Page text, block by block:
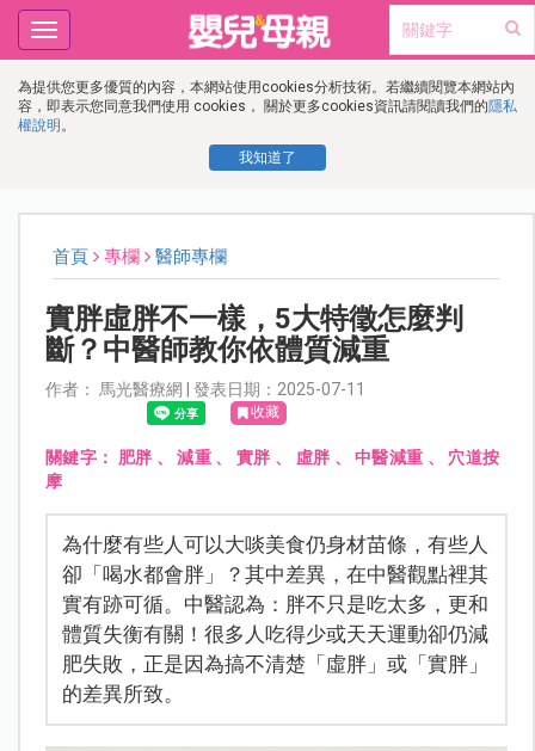
為提供您更多優質的內容，本網站使用cookies分析技術。若繼續閱覽本網站內
容，即表示您同意我們使用 cookies， 關於更多cookies資訊請閱讀我們的隱私
權說明 。
我知道了
Toggle
navigation
首頁 專欄 醫師專欄
實胖虛胖不一樣，5大特徵怎麼判
斷？中醫師教你依體質減重
作者： 馬光醫療網 | 發表日期：2025-07-11
收藏
關鍵字： 肥胖 、減重、 實胖 、 虛胖 、中醫減重 、 穴道按
摩
為什麼有些人可以大啖美食仍身材苗條，有些人
卻「喝水都會胖」？其中差異，在中醫觀點裡其
實有跡可循。中醫認為：胖不只是吃太多，更和
體質失衡有關！很多人吃得少或天天運動卻仍減
肥失敗，正是因為搞不清楚「虛胖」或「實胖」
的差異所致。